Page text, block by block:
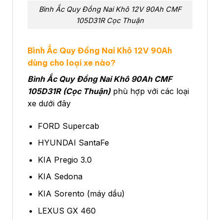
Bình Ắc Quy Đồng Nai Khô 12V 90Ah CMF
105D31R Cọc Thuận
Bình Ắc Quy Đồng Nai Khô 12V 90Ah
dùng cho loại xe nào?
Bình Ắc Quy Đồng Nai Khô 90Ah CMF
105D31R (Cọc Thuận)phù hợp với các loại
xe dưới đây
FORD Supercab
HYUNDAI SantaFe
KIA Pregio 3.0
KIA Sedona
KIA Sorento (máy dầu)
LEXUS GX 460